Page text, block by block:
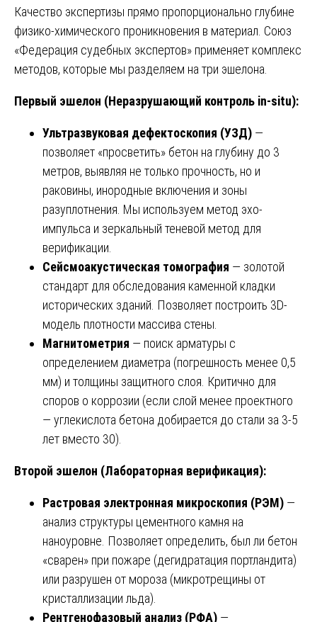
Качество экспертизы прямо пропорционально глубине
физико-химического проникновения в материал. Союз
«Федерация судебных экспертов» применяет комплекс
методов, которые мы разделяем на три эшелона.
Первый эшелон (Неразрушающий контроль in-situ):
Ультразвуковая дефектоскопия (УЗД) —
позволяет «просветить» бетон на глубину до 3
метров, выявляя не только прочность, но и
раковины, инородные включения и зоны
разуплотнения. Мы используем метод эхо-
импульса и зеркальный теневой метод для
верификации.
Сейсмоакустическая томография — золотой
стандарт для обследования каменной кладки
исторических зданий. Позволяет построить 3D-
модель плотности массива стены.
Магнитометрия — поиск арматуры с
определением диаметра (погрешность менее 0,5
мм) и толщины защитного слоя. Критично для
споров о коррозии (если слой менее проектного
— углекислота бетона добирается до стали за 3-5
лет вместо 30).
Второй эшелон (Лабораторная верификация):
Растровая электронная микроскопия (РЭМ) —
анализ структуры цементного камня на
наноуровне. Позволяет определить, был ли бетон
«сварен» при пожаре (дегидратация портландита)
или разрушен от мороза (микротрещины от
кристаллизации льда).
Рентгенофазовый анализ (РФА) —